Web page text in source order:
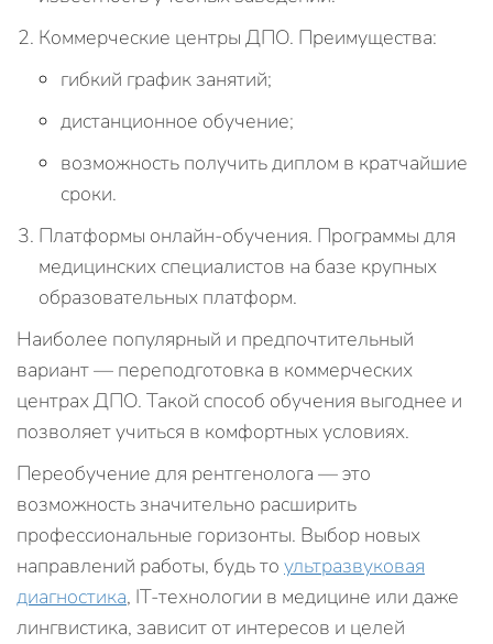
Коммерческие центры ДПО. Преимущества:
гибкий график занятий;
дистанционное обучение;
возможность получить диплом в кратчайшие
сроки.
Платформы онлайн-обучения. Программы для
медицинских специалистов на базе крупных
образовательных платформ.
Наиболее популярный и предпочтительный
вариант — переподготовка в коммерческих
центрах ДПО. Такой способ обучения выгоднее и
позволяет учиться в комфортных условиях.
Переобучение для рентгенолога — это
возможность значительно расширить
профессиональные горизонты. Выбор новых
направлений работы, будь то ультразвуковая
диагностика, IT-технологии в медицине или даже
лингвистика, зависит от интересов и целей